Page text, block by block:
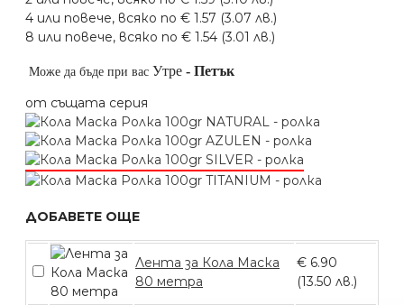
4 или повече, всяко по € 1.57 (3.07 лв.)
8 или повече, всяко по € 1.54 (3.01 лв.)
Може да бъде при вас Утре - Петък
от същата серия
ДОБАВЕТЕ ОЩЕ
Лента за Кола Маска
80 метра
€ 6.90
(13.50 лв.)